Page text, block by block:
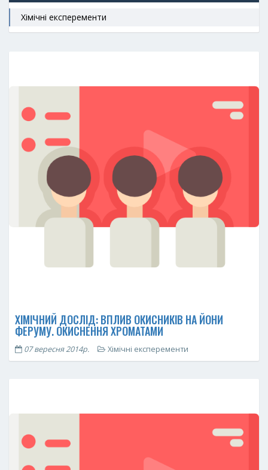
Хімічні експеременти
ХІМІЧНИЙ ДОСЛІД: ВПЛИВ ОКИСНИКІВ НА ЙОНИ
ФЕРУМУ. ОКИСНЕННЯ ХРОМАТАМИ
07 вересня 2014р. Хімічні експеременти